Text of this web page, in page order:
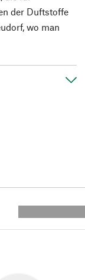
der Duftstoffe
wo man